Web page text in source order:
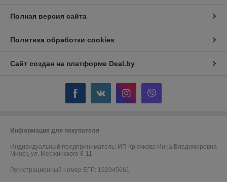
Полная версия сайта
Политика обработки cookies
Сайт создан на платформе Deal.by
Информация для покупателя
Индивидуальный предприниматель: ИП Крючкова Инна Владимировна
Минск, ул. Мержинского 8-11
Регистрационный номер ЕГР: 192945661